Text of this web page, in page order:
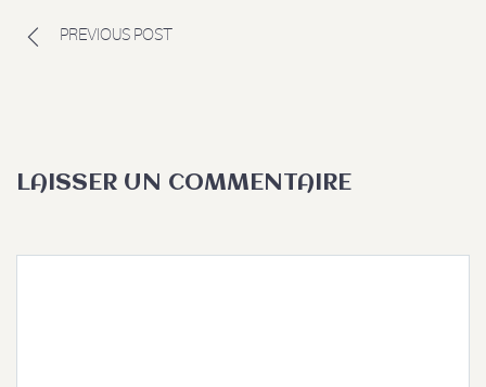
PREVIOUS POST
LAISSER UN COMMENTAIRE